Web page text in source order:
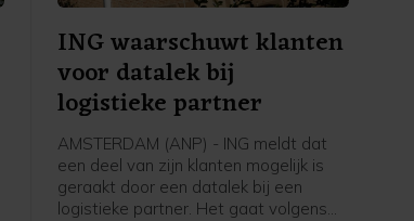
ING waarschuwt klanten
voor datalek bij
logistieke partner
AMSTERDAM (ANP) - ING meldt dat
een deel van zijn klanten mogelijk is
geraakt door een datalek bij een
logistieke partner. Het gaat volgens